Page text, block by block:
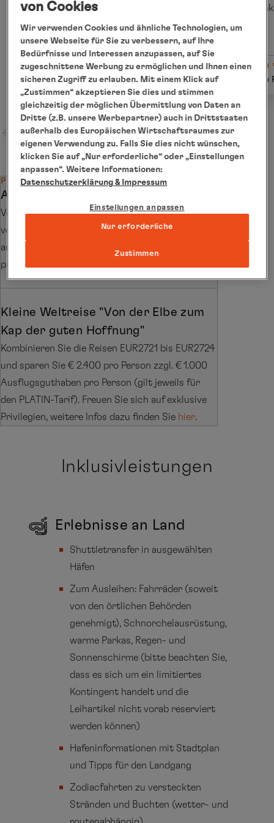
inkl. Flug
ab € 1.000
pro Person Details pro
PREISTIPP
Attraktiver Kombirabatt
Verlängern Sie Ihren Aufenthalt mit der
vorherigen Reise
EUR2722oder mit der
anschließenden Reise
pro Person (gilt für den PLATIN-Tarif).
Kleine Weltreise "Von der Elbe zum
Kap der guten Hoffnung"
Kombinieren Sie die Reisen EUR2721 bis EUR2724
und sparen Sie € 2.400 pro Person zzgl. € 1.000
Ausflugsguthaben pro Person (gilt jeweils für
den PLATIN-Tarif). Freuen Sie sich auf exklusive
Privilegien, weitere Infos dazu finden Sie hier.
Inklusivleistungen
Erlebnisse an Land
Shuttletransfer in ausgewählten
Häfen
Zum Ausleihen: Fahrräder (soweit
von den örtlichen Behörden
genehmigt), Schnorchelausrüstung,
warme Parkas, Regen- und
Sonnenschirme (bitte beachten Sie,
dass es sich um ein limitiertes
Kontingent handelt und die
Leihartikel nicht vorab reserviert
werden können)
Hafeninformationen mit Stadtplan
und Tipps für den Landgang
Zodiacfahrten zu versteckten
Stränden und Buchten (wetter- und
von Cookies
Wir verwenden Cookies und ähnliche Technologien, um
unsere Webseite für Sie zu verbessern, auf Ihre
Bedürfnisse und Interessen anzupassen, auf Sie
zugeschnittene Werbung zu ermöglichen und Ihnen einen
sicheren Zugriff zu erlauben. Mit einem Klick auf
„Zustimmen“ akzeptieren Sie dies und stimmen
gleichzeitig der möglichen Übermittlung von Daten an
Dritte (z.B. unsere Werbepartner) auch in Drittstaaten
außerhalb des Europäischen Wirtschaftsraumes zur
eigenen Verwendung zu. Falls Sie dies nicht wünschen,
klicken Sie auf „Nur erforderliche“ oder „Einstellungen
anpassen“. Weitere Informationen:
Datenschutzerklärung & Impressum
Einstellungen anpassen
Nur erforderliche
Zustimmen